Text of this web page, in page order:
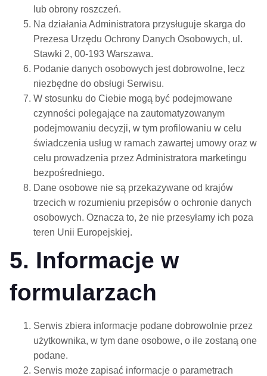
lub obrony roszczeń.
Na działania Administratora przysługuje skarga do
Prezesa Urzędu Ochrony Danych Osobowych, ul.
Stawki 2, 00-193 Warszawa.
Podanie danych osobowych jest dobrowolne, lecz
niezbędne do obsługi Serwisu.
W stosunku do Ciebie mogą być podejmowane
czynności polegające na zautomatyzowanym
podejmowaniu decyzji, w tym profilowaniu w celu
świadczenia usług w ramach zawartej umowy oraz w
celu prowadzenia przez Administratora marketingu
bezpośredniego.
Dane osobowe nie są przekazywane od krajów
trzecich w rozumieniu przepisów o ochronie danych
osobowych. Oznacza to, że nie przesyłamy ich poza
teren Unii Europejskiej.
5. Informacje w
formularzach
Serwis zbiera informacje podane dobrowolnie przez
użytkownika, w tym dane osobowe, o ile zostaną one
podane.
Serwis może zapisać informacje o parametrach